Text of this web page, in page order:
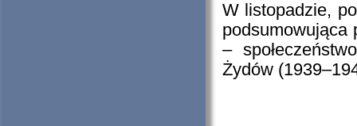
W listopadzie,
podsumowująca
–
Żydów